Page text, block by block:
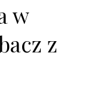
w
z